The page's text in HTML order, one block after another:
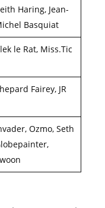
Haring, Jean-
Basquiat
le Rat, Miss.Tic
Fairey, JR
Ozmo, Seth